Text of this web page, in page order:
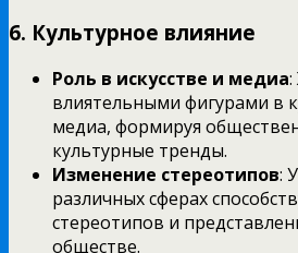
6. Культурное влияние
Роль в искусстве и медиа
влиятельными фигурами в
медиа, формируя
культурные тренды.
Изменение стереотипов:
различных сферах
стереотипов и
обществе.